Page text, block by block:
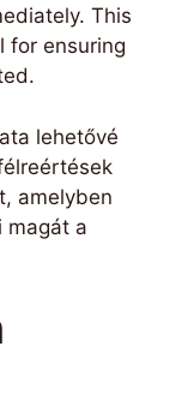
This
for ensuring
lehetővé
amelyben
magát a